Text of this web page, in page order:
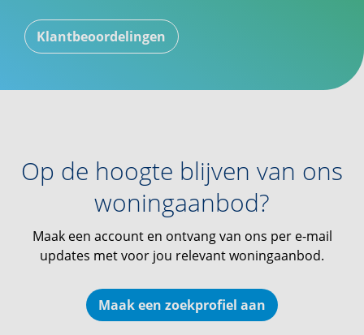
Klantbeoordelingen
Op de hoogte blijven van ons
woningaanbod?
Maak een account en ontvang van ons per e-mail
updates met voor jou relevant woningaanbod.
Maak een zoekprofiel aan